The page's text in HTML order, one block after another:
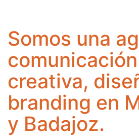
Somos una
comunicación
creativa,
branding en
y Badajoz.